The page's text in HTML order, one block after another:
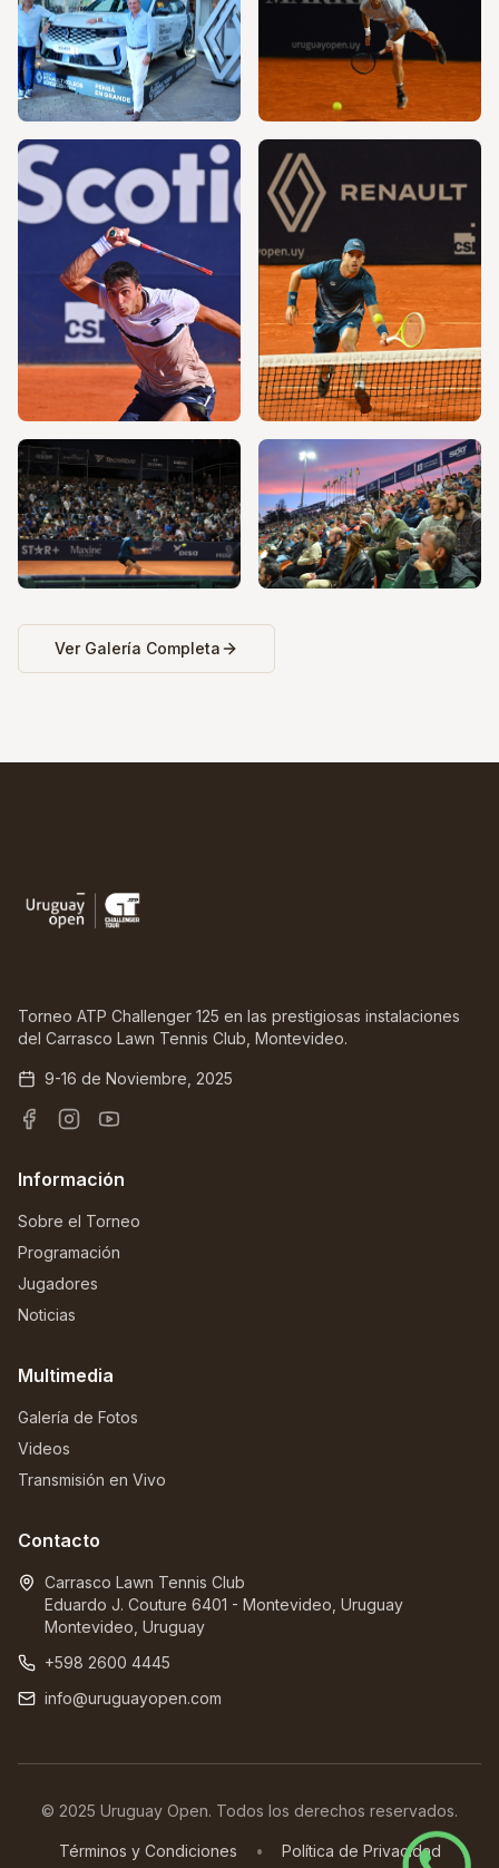
Ver Galería Completa
Torneo ATP Challenger 125 en las prestigiosas instalaciones
del Carrasco Lawn Tennis Club, Montevideo.
9-16 de Noviembre, 2025
Información
Sobre el Torneo
Programación
Jugadores
Noticias
Multimedia
Galería de Fotos
Videos
Transmisión en Vivo
Contacto
Carrasco Lawn Tennis Club
Eduardo J. Couture 6401 - Montevideo, Uruguay
Montevideo, Uruguay
+598 2600 4445
info@uruguayopen.com
© 2025 Uruguay Open. Todos los derechos reservados.
Términos y Condiciones • Política de Privacidad